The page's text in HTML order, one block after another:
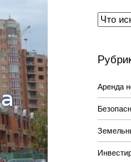
Аренда